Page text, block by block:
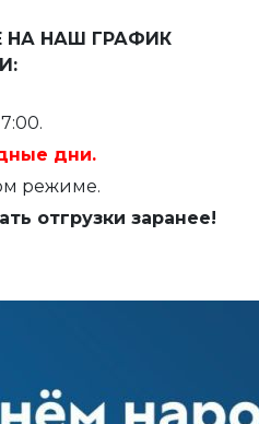
НА НАШ ГРАФИК
дни.
режиме.
отгрузки заранее!